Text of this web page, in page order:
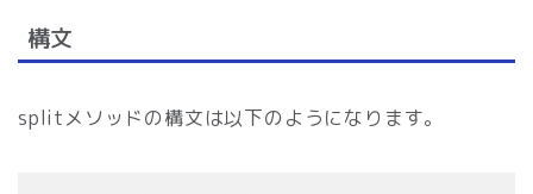
構文
splitメソッドの構文は以下のようになります。